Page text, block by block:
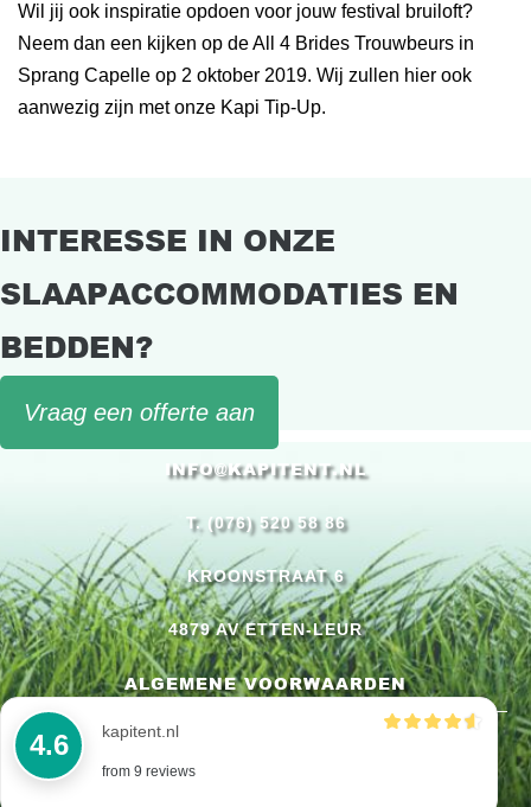
Wil jij ook inspiratie opdoen voor jouw festival bruiloft?
Neem dan een kijken op de All 4 Brides Trouwbeurs in
Sprang Capelle op 2 oktober 2019. Wij zullen hier ook
aanwezig zijn met onze Kapi Tip-Up.
INTERESSE IN ONZE
SLAAPACCOMMODATIES EN
BEDDEN?
Vraag een offerte aan
INFO@KAPITENT.NL
T. (076) 520 58 86
KROONSTRAAT 6
4879 AV ETTEN-LEUR
ALGEMENE VOORWAARDEN
4.6 kapitent.nl
from 9 reviews